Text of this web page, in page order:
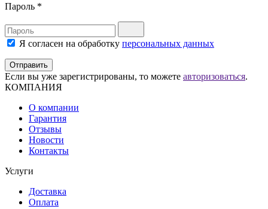
Пароль *
Я согласен на обработку персональных данных
Отправить
Если вы уже зарегистрированы, то можете авторизоваться.
КОМПАНИЯ
О компании
Гарантия
Отзывы
Новости
Контакты
Услуги
Доставка
Оплата